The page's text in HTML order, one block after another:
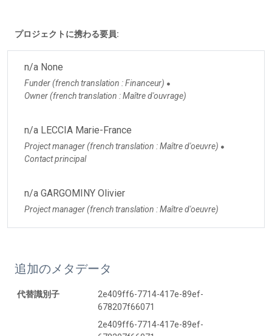
プロジェクトに携わる要員:
n/a None
Funder (french translation : Financeur) ●
Owner (french translation : Maître d'ouvrage)
n/a LECCIA Marie-France
Project manager (french translation : Maître d'oeuvre) ●
Contact principal
n/a GARGOMINY Olivier
Project manager (french translation : Maître d'oeuvre)
追加のメタデータ
代替識別子
2e409ff6-7714-417e-89ef-
678207f66071
2e409ff6-7714-417e-89ef-